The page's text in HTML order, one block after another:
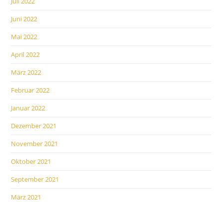
Juni 2022
Mai 2022
April 2022
März 2022
Februar 2022
Januar 2022
Dezember 2021
November 2021
Oktober 2021
September 2021
März 2021